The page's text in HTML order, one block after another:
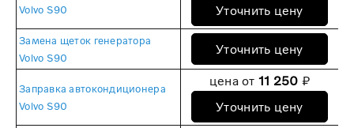
Volvo S90
Уточнить цену
Замена щеток генератора
Volvo S90
Уточнить цену
Заправка автокондиционера
Volvo S90
цена от 11 250 ₽
Уточнить цену